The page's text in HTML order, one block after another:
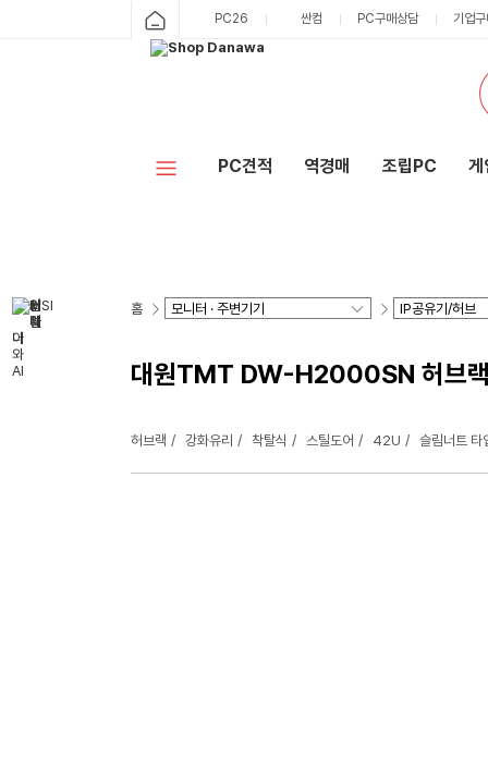
PC26 싼컴 PC구매상담 기업
PC견적 역경매 조립PC 게
홈
대원TMT DW-H2000SN 허브
허브랙 강화유리 착탈식 스틸도어 42U 슬림너트 타